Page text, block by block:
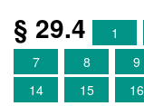
§ 29.4 1
7
8 9
14
15 16